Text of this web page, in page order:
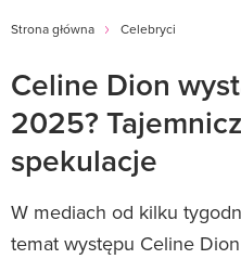
Strona główna Celebryci
Celine Dion
2025?
spekulacje
W mediach od kilku
temat występu Celine